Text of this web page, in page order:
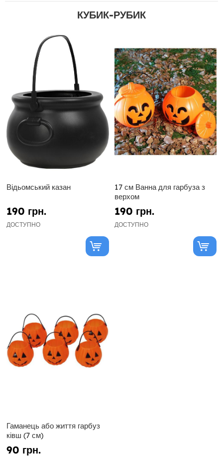
КУБИК-РУБИК
Відьомський казан
190 грн.
ДОСТУПНО
17 см Ванна для гарбуза з
верхом
190 грн.
ДОСТУПНО
Гаманець або життя гарбуз
ківш (7 см)
90 грн.